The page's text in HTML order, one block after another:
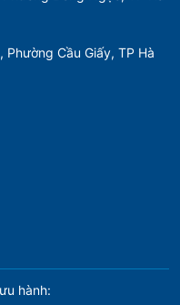
Phường Cầu Giấy, TP Hà
hành: